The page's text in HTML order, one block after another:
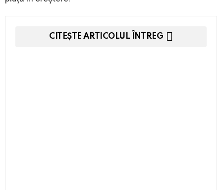
CITEȘTE ARTICOLUL ÎNTREG